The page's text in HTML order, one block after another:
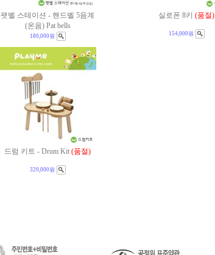
팻벨 스테이션 - 핸드벨 5음계
(온음) Pat bells
180,000원
실로폰 8키 (품절)
154,000원
드럼 키트 - Drum Kit (품절)
320,000원